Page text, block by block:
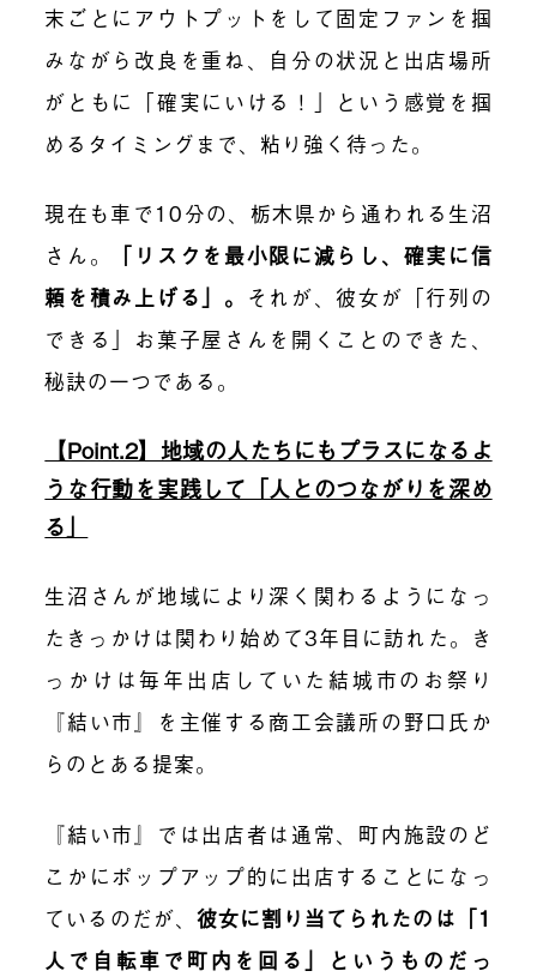
末ごとにアウトプットをして固定ファンを掴
みながら改良を重ね、自分の状況と出店場所
がともに「確実にいける！」という感覚を掴
めるタイミングまで、粘り強く待った。
現在も車で10分の、栃木県から通われる生沼
さん。
「リスクを最小限に減らし、確実に信
頼を積み上げる」。 それが、彼女が「行列の
できる」お菓子屋さんを開くことのできた、
秘訣の一つである。
【Point.2】地域の人たちにもプラスになるよ
うな行動を実践して「人とのつながりを深め
る」
生沼さんが地域により深く関わるようになっ
たきっかけは関わり始めて3年目に訪れた。き
っかけは毎年出店していた結城市のお祭り
『結い市』を主催する商工会議所の野口氏か
らのとある提案。
『結い市』では出店者は通常、町内施設のど
こかにポップアップ的に出店することになっ
ているのだが、 彼女に割り当てられたのは「1
人で自転車で町内を回る」というものだっ